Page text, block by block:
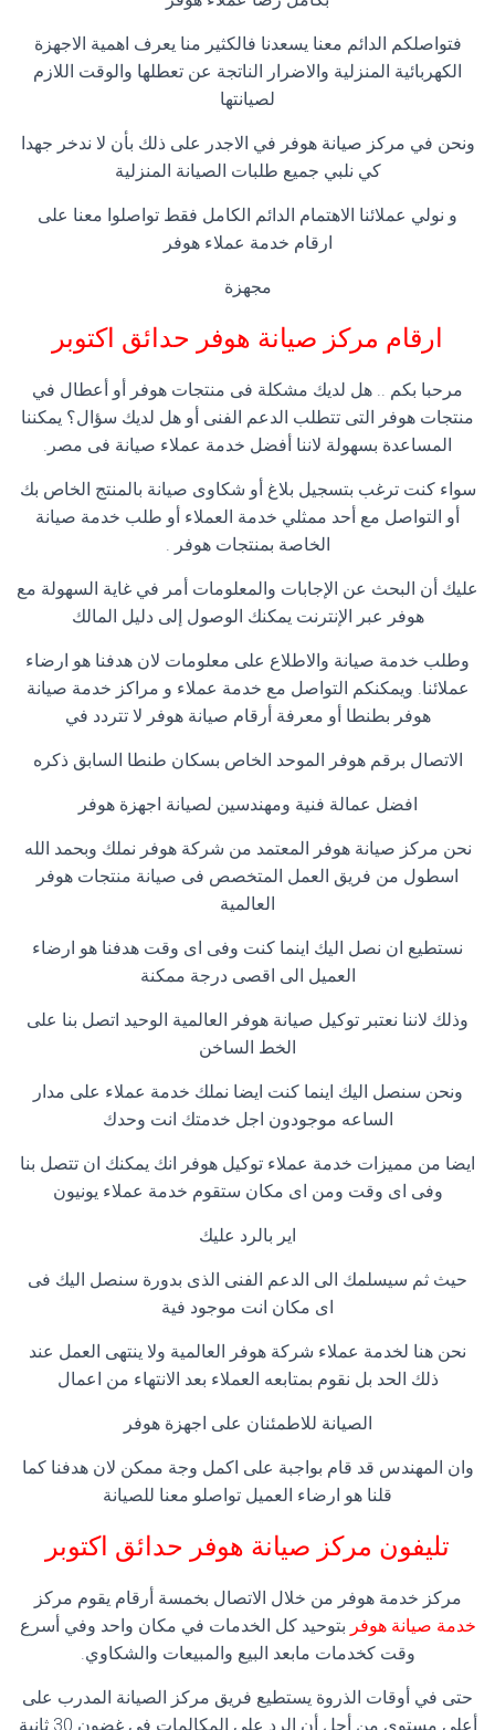
فتواصلكم الدائم معنا يسعدنا فالكثير منا يعرف اهمية الاجهزة
الكهربائية المنزلية والاضرار الناتجة عن تعطلها والوقت اللازم
لصيانتها
ونحن في مركز صيانة هوفر في الاجدر على ذلك بأن لا ندخر جهدا
كي نلبي جميع طلبات الصيانة المنزلية
و نولي عملائنا الاهتمام الدائم الكامل فقط تواصلوا معنا على
ارقام خدمة عملاء هوفر
مجهزة
ارقام مركز صيانة هوفر حدائق اكتوبر
مرحبا بكم .. هل لديك مشكلة فى منتجات هوفر أو أعطال في
منتجات هوفر التى تتطلب الدعم الفنى أو هل لديك سؤال؟ يمكننا
المساعدة بسهولة لاننا أفضل خدمة عملاء صيانة فى مصر.
سواء كنت ترغب بتسجيل بلاغ أو شكاوى صيانة بالمنتج الخاص بك
أو التواصل مع أحد ممثلي خدمة العملاء أو طلب خدمة صيانة
الخاصة بمنتجات هوفر .
عليك أن البحث عن الإجابات والمعلومات أمر في غاية السهولة مع
هوفر عبر الإنترنت يمكنك الوصول إلى دليل المالك
وطلب خدمة صيانة والاطلاع على معلومات لان هدفنا هو ارضاء
عملائنا. ويمكنكم التواصل مع خدمة عملاء و مراكز خدمة صيانة
هوفر بطنطا أو معرفة أرقام صيانة هوفر لا تتردد في
الاتصال برقم هوفر الموحد الخاص بسكان طنطا السابق ذكره
افضل عمالة فنية ومهندسين لصيانة اجهزة هوفر
نحن مركز صيانة هوفر المعتمد من شركة هوفر نملك وبحمد الله
اسطول من فريق العمل المتخصص فى صيانة منتجات هوفر
العالمية
نستطيع ان نصل اليك اينما كنت وفى اى وقت هدفنا هو ارضاء
العميل الى اقصى درجة ممكنة
وذلك لاننا نعتبر توكيل صيانة هوفر العالمية الوحيد اتصل بنا على
الخط الساخن
ونحن سنصل اليك اينما كنت ايضا نملك خدمة عملاء على مدار
الساعه موجودون اجل خدمتك انت وحدك
ايضا من مميزات خدمة عملاء توكيل هوفر انك يمكنك ان تتصل بنا
وفى اى وقت ومن اى مكان ستقوم خدمة عملاء يونيون
اير بالرد عليك
حيث ثم سيسلمك الى الدعم الفنى الذى بدورة سنصل اليك فى
اى مكان انت موجود فية
نحن هنا لخدمة عملاء شركة هوفر العالمية ولا ينتهى العمل عند
ذلك الحد بل نقوم بمتابعه العملاء بعد الانتهاء من اعمال
الصيانة للاطمئنان على اجهزة هوفر
وان المهندس قد قام بواجبة على اكمل وجة ممكن لان هدفنا كما
قلنا هو ارضاء العميل تواصلو معنا للصيانة
تليفون مركز صيانة هوفر حدائق اكتوبر
مركز خدمة هوفر من خلال الاتصال بخمسة أرقام يقوم مركز
خدمة صيانة هوفر بتوحيد كل الخدمات في مكان واحد وفي أسرع
وقت كخدمات مابعد البيع والمبيعات والشكاوي.
حتى في أوقات الذروة يستطيع فريق مركز الصيانة المدرب على
أعلى مستوى من أجل أن الرد على المكالمات في غضون 30 ثانية